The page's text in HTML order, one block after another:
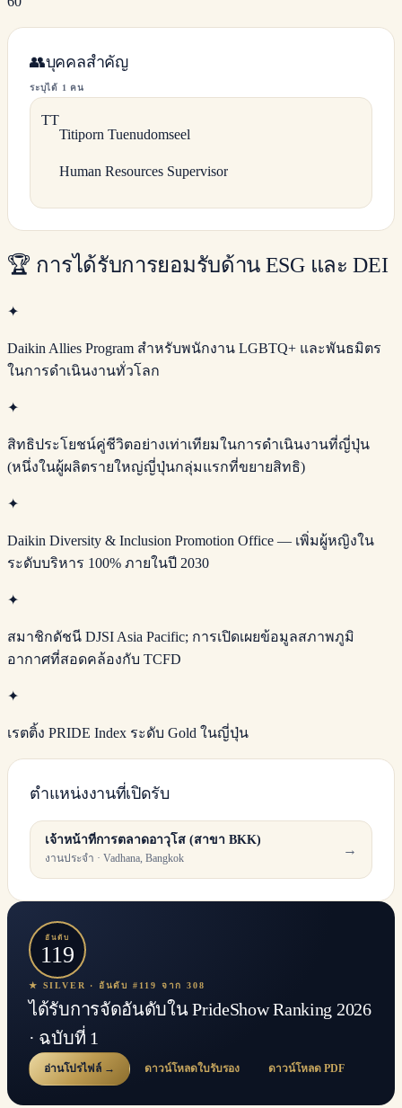
👥บุคคลสำคัญ
ระบุได้ 1 คน
TT
Titiporn Tuenudomseel
Human Resources Supervisor
🏆 การได้รับการยอมรับด้าน ESG และ DEI
✦
Daikin Allies Program สำหรับพนักงาน LGBTQ+ และพันธมิตร
ในการดำเนินงานทั่วโลก
✦
สิทธิประโยชน์คู่ชีวิตอย่างเท่าเทียมในการดำเนินงานที่ญี่ปุ่น
(หนึ่งในผู้ผลิตรายใหญ่ญี่ปุ่นกลุ่มแรกที่ขยายสิทธิ)
✦
Daikin Diversity & Inclusion Promotion Office — เพิ่มผู้หญิงใน
ระดับบริหาร 100% ภายในปี 2030
✦
สมาชิกดัชนี DJSI Asia Pacific; การเปิดเผยข้อมูลสภาพภูมิ
อากาศที่สอดคล้องกับ TCFD
✦
เรตติ้ง PRIDE Index ระดับ Gold ในญี่ปุ่น
ตำแหน่งงานที่เปิดรับ
เจ้าหน้าที่การตลาดอาวุโส (สาขา BKK)
งานประจำ · Vadhana, Bangkok
→
อันดับ
119
★ SILVER · อันดับ #119 จาก 308
ได้รับการจัดอันดับใน PrideShow Ranking 2026
· ฉบับที่ 1
อ่านโปรไฟล์ → ดาวน์โหลดใบรับรอง ดาวน์โหลด PDF